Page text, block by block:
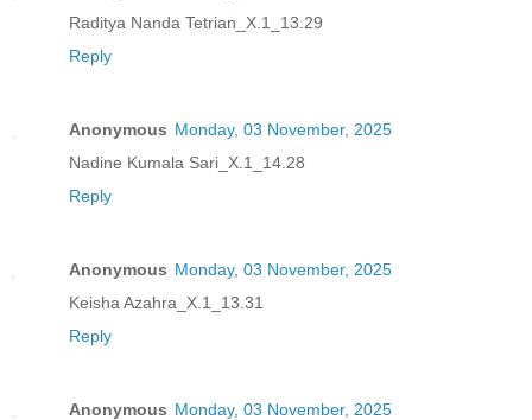
Raditya Nanda Tetrian_X.1_13.29
Reply
Anonymous Monday, 03 November, 2025
Nadine Kumala Sari_X.1_14.28
Reply
Anonymous Monday, 03 November, 2025
Keisha Azahra_X.1_13.31
Reply
Anonymous Monday, 03 November, 2025